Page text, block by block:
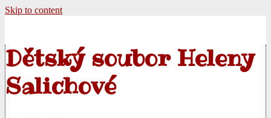
Skip to content
Dětský soubor Heleny
Salichové